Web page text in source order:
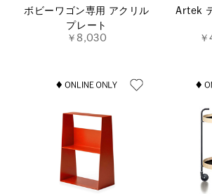
ボビーワゴン専用 アクリル
プレート
￥8,030
Artek